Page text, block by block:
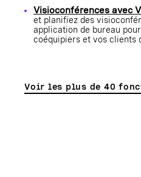
Visioconférences avec
et planifiez des
application de bureau
coéquipiers et vos clients
Voir les plus de 40